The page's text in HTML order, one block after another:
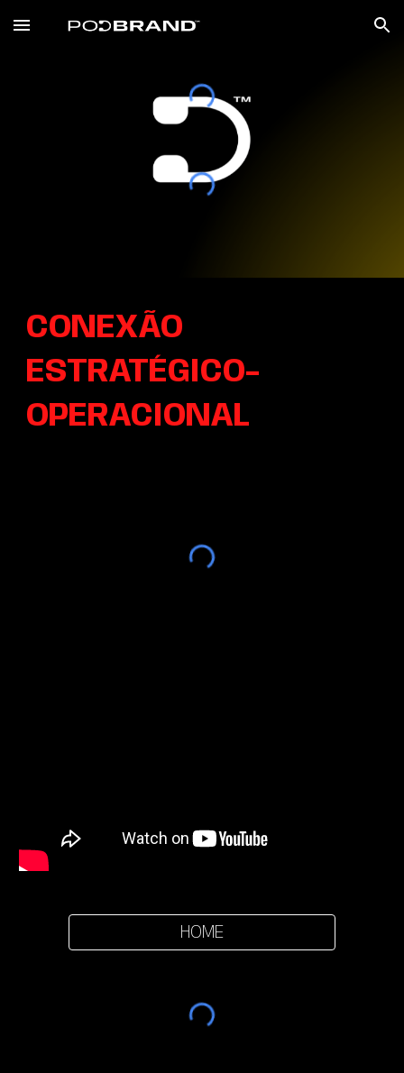
Skip to main content Skip to navigation
CONEXÃO
ESTRATÉGICO-
OPERACIONAL
HOME